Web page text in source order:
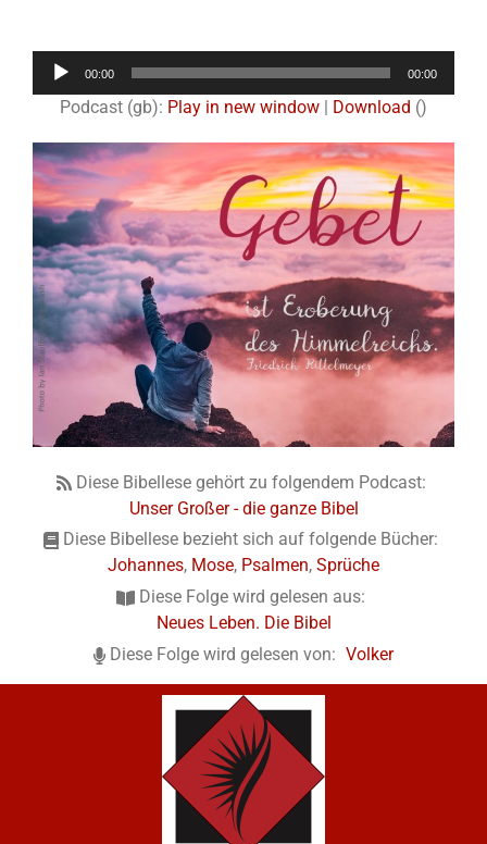
Audio-
00:00 00:00
Podcast (gb): Play in new window Download ()
Diese Bibellese gehört zu folgendem Podcast:
Unser Großer - die ganze Bibel
Diese Bibellese bezieht sich auf folgende Bücher:
Johannes, Mose, Psalmen, Sprüche
Diese Folge wird gelesen aus:
Neues Leben. Die Bibel
Diese Folge wird gelesen von: Volker